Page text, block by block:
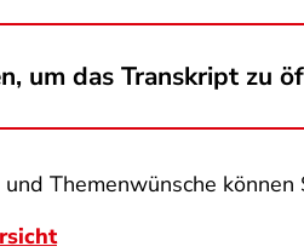
um das Transkript zu
Themenwünsche können